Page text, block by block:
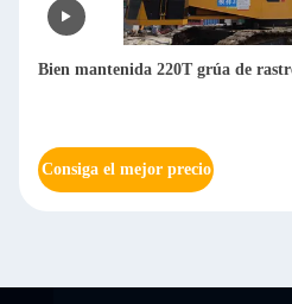
Bien mantenida 220T grúa de
Consiga el mejor precio